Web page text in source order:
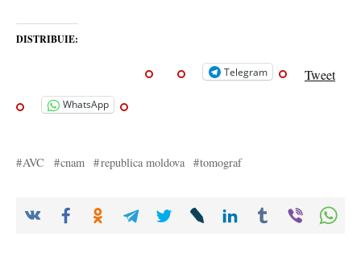
DISTRIBUIE:
Telegram Tweet
WhatsApp
AVC cnam republica moldova tomograf